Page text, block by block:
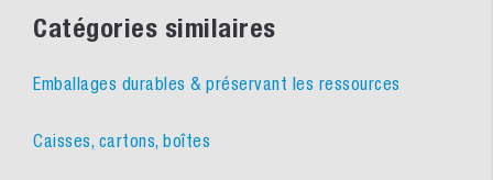
Catégories similaires
Emballages durables & préservant les ressources
Caisses, cartons, boîtes